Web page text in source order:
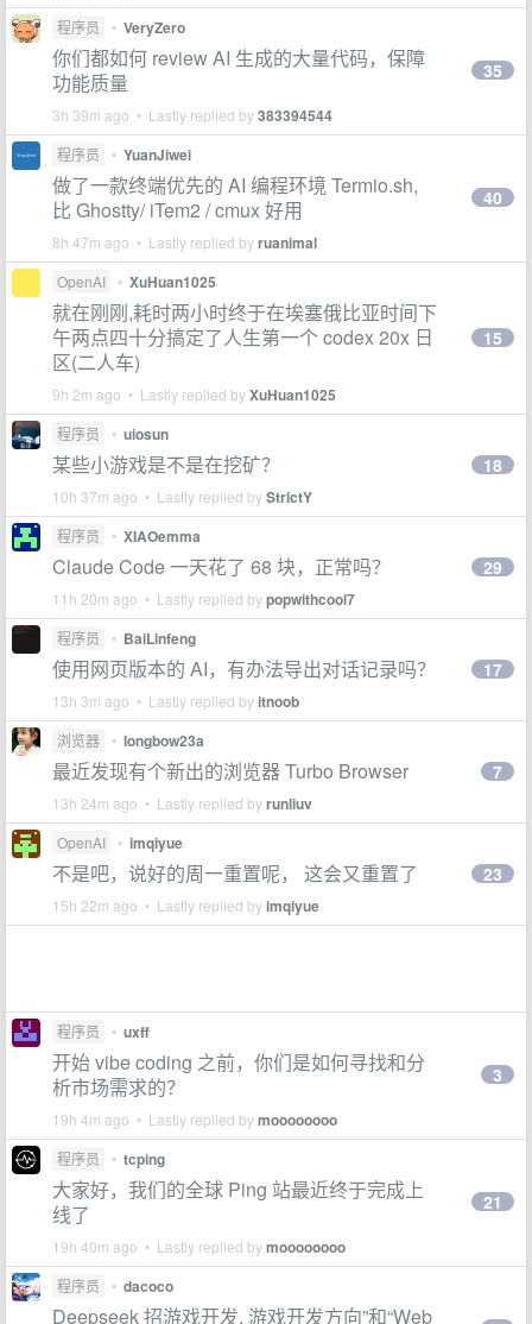
程序员
• VeryZero
你们都如何 review AI 生成的大量代码，保障
功能质量
3h 39m ago • Lastly replied by383394544
35
程序员 • YuanJiwei
做了一款终端优先的 AI 编程环境 Termio.sh,
比 Ghostty/ iTem2 / cmux 好用
8h 47m ago • Lastly replied byruanimal
40
OpenAI • XuHuan1025
就在刚刚,耗时两小时终于在埃塞俄比亚时间下
午两点四十分搞定了人生第一个 codex 20x 日
区(二人车)
9h 2m ago • Lastly replied byXuHuan1025
15
程序员 • uiosun
某些小游戏是不是在挖矿？
10h 37m ago • Lastly replied byStrictY
18
程序员 • XIAOemma
Claude Code 一天花了 68 块，正常吗？
11h 20m ago • Lastly replied bypopwithcool7
29
程序员 • BaiLinfeng
使用网页版本的 AI，有办法导出对话记录吗？
13h 3m ago • Lastly replied byitnoob
17
浏览器 • longbow23a
最近发现有个新出的浏览器 Turbo Browser
13h 24m ago • Lastly replied byrunliuv
7
OpenAI • imqiyue
不是吧，说好的周一重置呢， 这会又重置了
15h 22m ago • Lastly replied byimqiyue
23
程序员 • uxff
开始 vibe coding 之前，你们是如何寻找和分
析市场需求的？
19h 4m ago • Lastly replied bymoooooooo
3
程序员 • tcping
大家好，我们的全球 Ping 站最近终于完成上
线了
19h 40m ago • Lastly replied bymoooooooo
21
程序员 • dacoco
Deepseek 招游戏开发, 游戏开发方向”和“Web